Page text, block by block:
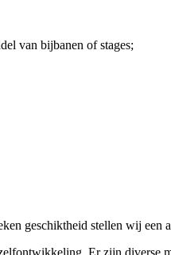
van bijbanen of stages;
geschiktheid stellen wij een